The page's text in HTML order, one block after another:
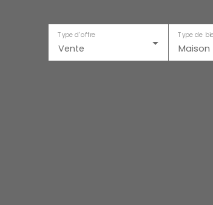
Vente
Type d'offre
Maison
Type de